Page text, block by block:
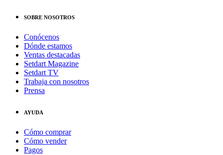
SOBRE NOSOTROS
Conócenos
Dónde estamos
Ventas destacadas
Setdart Magazine
Setdart TV
Trabaja con nosotros
Prensa
AYUDA
Cómo comprar
Cómo vender
Pagos